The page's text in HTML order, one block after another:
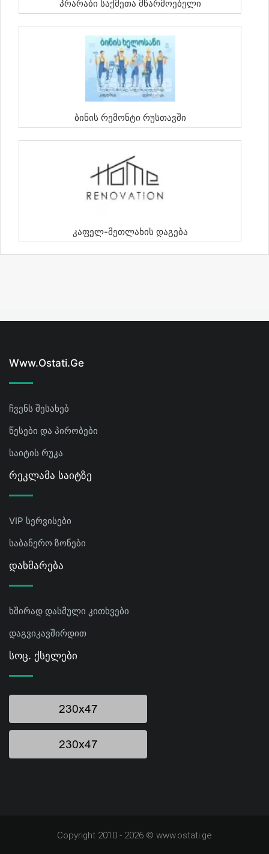
Პრარაბი Საქმეთა Მწარმოებელი
Ბინის Რემონტი Რუსთავში
Კაფელ-Მეთლახის Დაგება
Www.ostati.ge
ჩვენს შესახებ
წესები და პირობები
საიტის რუკა
Რეკლამა Საიტზე
VIP სერვისები
საბანერო ზონები
Დახმარება
ხშირად დასმული კითხვები
დაგვიკავშირდით
Სოც. Ქსელები
Copyright 2010 - 2026 © www.ostati.ge